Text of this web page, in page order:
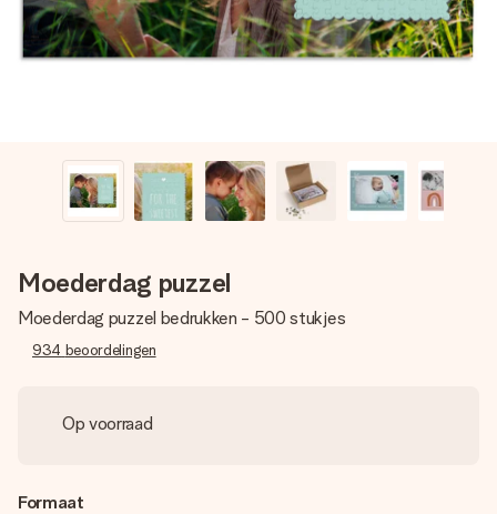
Moederdag puzzel
Moederdag puzzel bedrukken - 500 stukjes
934 beoordelingen
Op voorraad
Formaat